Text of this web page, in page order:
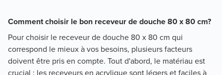
Comment choisir le bon receveur de douche 80 x 80 cm?
Pour choisir le receveur de douche 80 x 80 cm qui
correspond le mieux à vos besoins, plusieurs facteurs
doivent être pris en compte. Tout d'abord, le matériau est
crucial : les receveurs en acrylique sont légers et faciles à